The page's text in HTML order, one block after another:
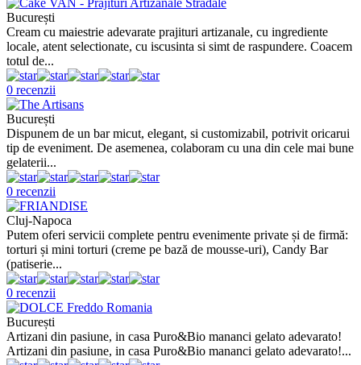
București
Cream cu maiestrie adevarate prajituri artizanale, cu ingrediente
locale, atent selectionate, cu iscusinta si simt de raspundere. Coacem
totul de...
0 recenzii
București
Dispunem de un bar micut, elegant, si customizabil, potrivit oricarui
tip de eveniment. De asemenea, colaboram cu una din cele mai bune
gelaterii...
0 recenzii
Cluj-Napoca
Putem oferi servicii complete pentru evenimente private și de firmă:
torturi și mini torturi (creme pe bază de mousse-uri), Candy Bar
(patiserie...
0 recenzii
București
Artizani din pasiune, in casa Puro&Bio mananci gelato adevarato!
Artizani din pasiune, in casa Puro&Bio mananci gelato adevarato!...